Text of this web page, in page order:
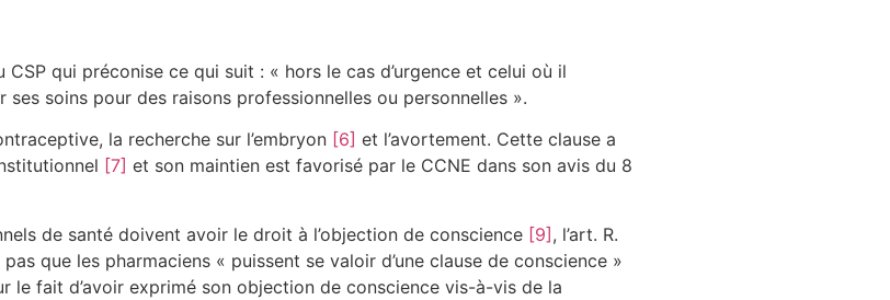
qui préconise ce qui suit : « hors le cas d’urgence et celui où il
soins pour des raisons professionnelles ou personnelles ».
la recherche sur l’embryon [6] et l’avortement. Cette clause a
[7] et son maintien est favorisé par le CCNE dans son avis du 8
de santé doivent avoir le droit à l’objection de conscience [9], l’art. R.
que les pharmaciens « puissent se valoir d’une clause de conscience »
le fait d’avoir exprimé son objection de conscience vis-à-vis de la